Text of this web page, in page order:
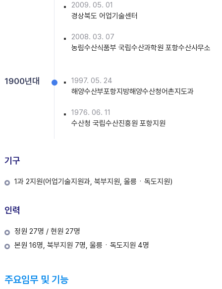
2009. 05. 01
경상북도 어업기술센터
2008. 03. 07
농림수산식품부 국립수산과학원 포항수산사무소
1900년대
1997. 05. 24
해양수산부포항지방해양수산청어촌지도과
1976. 06. 11
수산청 국립수산진흥원 포항지원
기구
1과 2지원(어업기술지원과, 북부지원, 울릉ㆍ독도지원)
인력
정원 27명 / 현원 27명
본원 16명, 북부지원 7명, 울릉ㆍ독도지원 4명
주요임무 및 기능